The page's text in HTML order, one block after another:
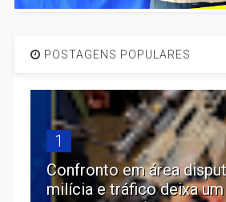
POSTAGENS POPULARES
1
Confronto em área
milícia e tráfico deixa